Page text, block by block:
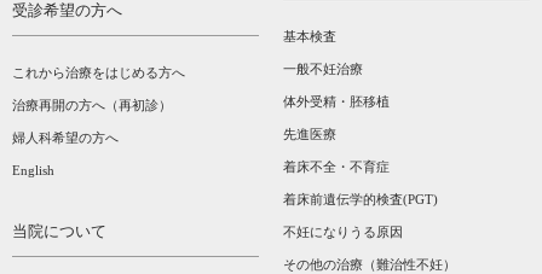
受診希望の方へ
これから治療をはじめる方へ
治療再開の方へ（再初診）
婦人科希望の方へ
English
当院について
基本検査
一般不妊治療
体外受精・胚移植
先進医療
着床不全・不育症
着床前遺伝学的検査(PGT)
不妊になりうる原因
その他の治療（難治性不妊）